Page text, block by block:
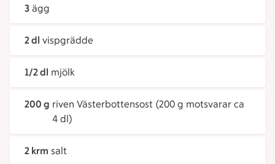
3 ägg
2 dl vispgrädde
1/2 dl mjölk
200 g riven Västerbottensost (200 g motsvarar ca
4 dl)
2 krm salt